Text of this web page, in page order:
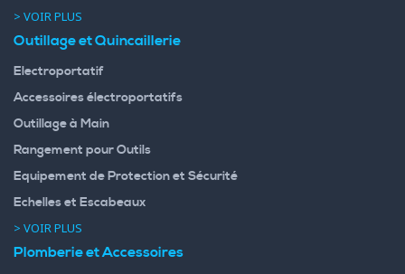
> VOIR PLUS
Outillage et Quincaillerie
Electroportatif
Accessoires électroportatifs
Outillage à Main
Rangement pour Outils
Equipement de Protection et Sécurité
Echelles et Escabeaux
> VOIR PLUS
Plomberie et Accessoires